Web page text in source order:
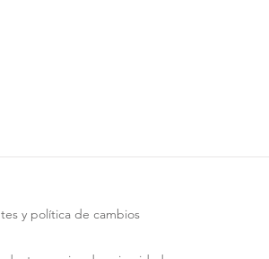
y política de cambios